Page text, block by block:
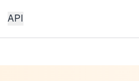
API